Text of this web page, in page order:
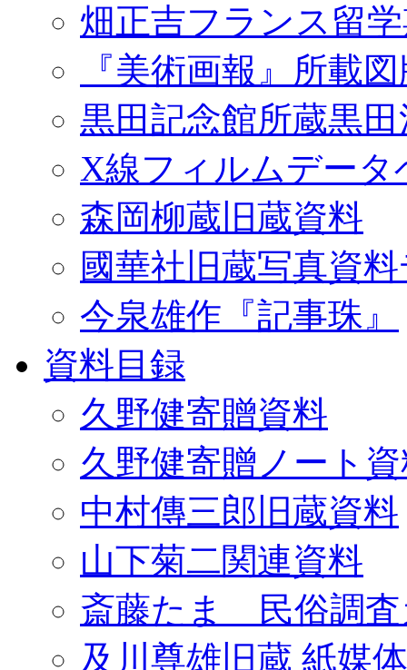
畑正吉フランス留
『美術画報』所載
黒田記念館所蔵黒
X線フィルムデータ
森岡柳蔵旧蔵資料
國華社旧蔵写真資
今泉雄作『記事珠』
資料目録
久野健寄贈資料
久野健寄贈ノート
中村傳三郎旧蔵資料
山下菊二関連資料
斎藤たま 民俗調査
及川尊雄旧蔵 紙媒